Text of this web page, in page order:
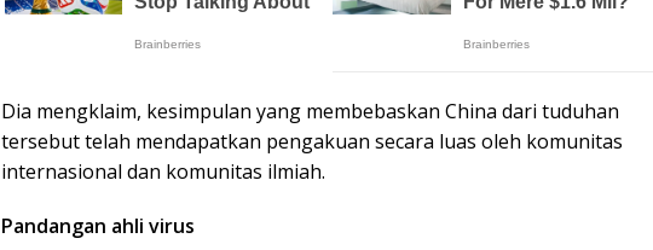
Dia mengklaim, kesimpulan yang membebaskan China dari tuduhan
tersebut telah mendapatkan pengakuan secara luas oleh komunitas
internasional dan komunitas ilmiah.
Pandangan ahli virus